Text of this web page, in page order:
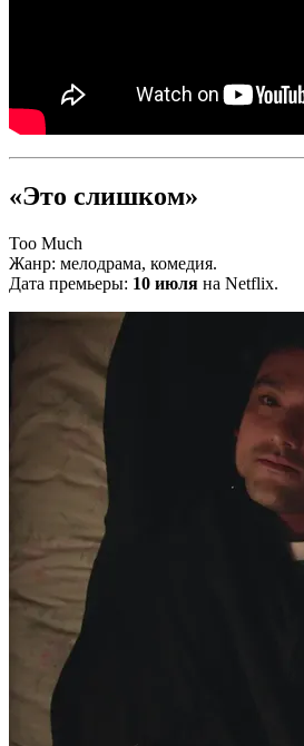
«Это слишком»
Too Much
Жанр: мелодрама, комедия.
Дата премьеры: 10 июля на Netflix.